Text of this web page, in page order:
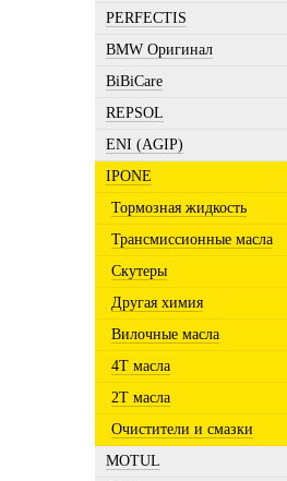
PERFECTIS
BMW Оригинал
BiBiCare
REPSOL
ENI (AGIP)
IPONE
Тормозная жидкость
Трансмиссионные масла
Скутеры
Другая химия
Вилочные масла
4Т масла
2Т масла
Очистители и смазки
MOTUL